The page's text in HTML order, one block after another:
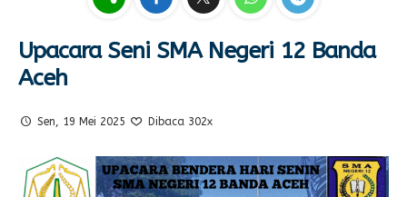
Akreditasi
Struktur Organisasi
Osis
Berita Sekolah
Artikel
Blog Guru
Ekstrakurikuler
Pramuka
Design Grafis
FASILITAS
GALERI
TAUTAN
Upacara Seni SMA Negeri 12 Banda
Aceh
Sen, 19 Mei 2025 Dibaca 302x